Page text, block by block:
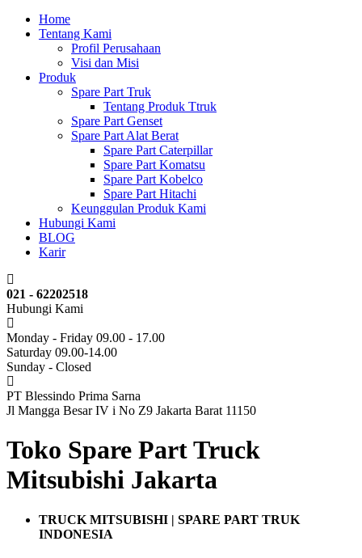
Home
Tentang Kami
Profil Perusahaan
Visi dan Misi
Produk
Spare Part Truk
Tentang Produk Ttruk
Spare Part Genset
Spare Part Alat Berat
Spare Part Caterpillar
Spare Part Komatsu
Spare Part Kobelco
Spare Part Hitachi
Keunggulan Produk Kami
Hubungi Kami
BLOG
Karir
021 - 62202518
Hubungi Kami
Monday - Friday 09.00 - 17.00
Saturday 09.00-14.00
Sunday - Closed
PT Blessindo Prima Sarna
Jl Mangga Besar IV i No Z9 Jakarta Barat 11150
Toko Spare Part Truck
Mitsubishi Jakarta
TRUCK MITSUBISHI | SPARE PART TRUK
INDONESIA